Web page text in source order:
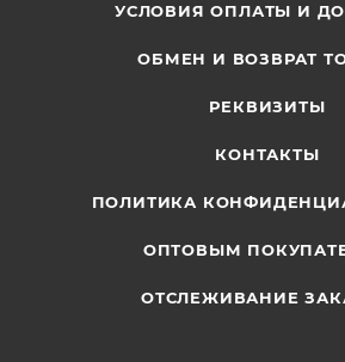
УСЛОВИЯ ОПЛАТЫ И
ОБМЕН И ВОЗВРАТ
РЕКВИЗИТЫ
КОНТАКТЫ
ПОЛИТИКА
ОПТОВЫМ
ОТСЛЕЖИВАНИЕ